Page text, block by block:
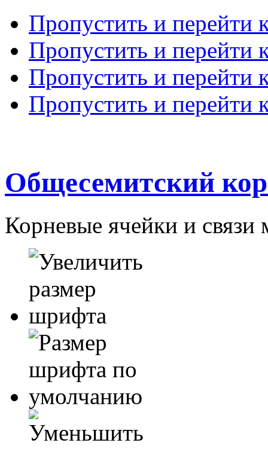
Пропустить и перейти
Пропустить и перейти
Пропустить и перейти
Пропустить и перейти
Общесемитский
Корневые ячейки и